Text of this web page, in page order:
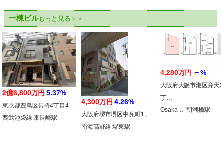
一棟ビルもっと見る＞＞
2億6,800万円 5.37%
東京都豊島区長崎4丁目4…
西武池袋線 東長崎駅
4,300万円 4.26%
大阪府堺市堺区中瓦町1丁
南海高野線 堺東駅
4,280万円 －%
大阪府大阪市港区弁天
丁…
Osaka … 朝潮橋駅